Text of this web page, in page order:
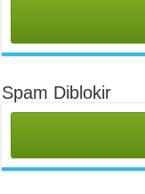
Spam Diblokir